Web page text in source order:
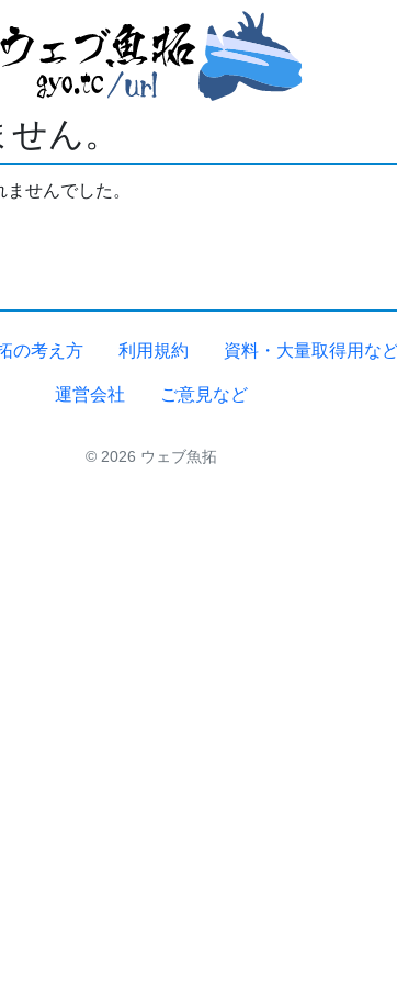
ん。
せんでした。
の考え方 利用規約 資料・大量取得用な
運営会社 ご意見など
© 2026 ウェブ魚拓